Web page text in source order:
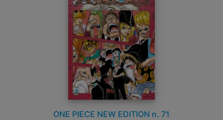
ONE PIECE NEW EDITION n. 71